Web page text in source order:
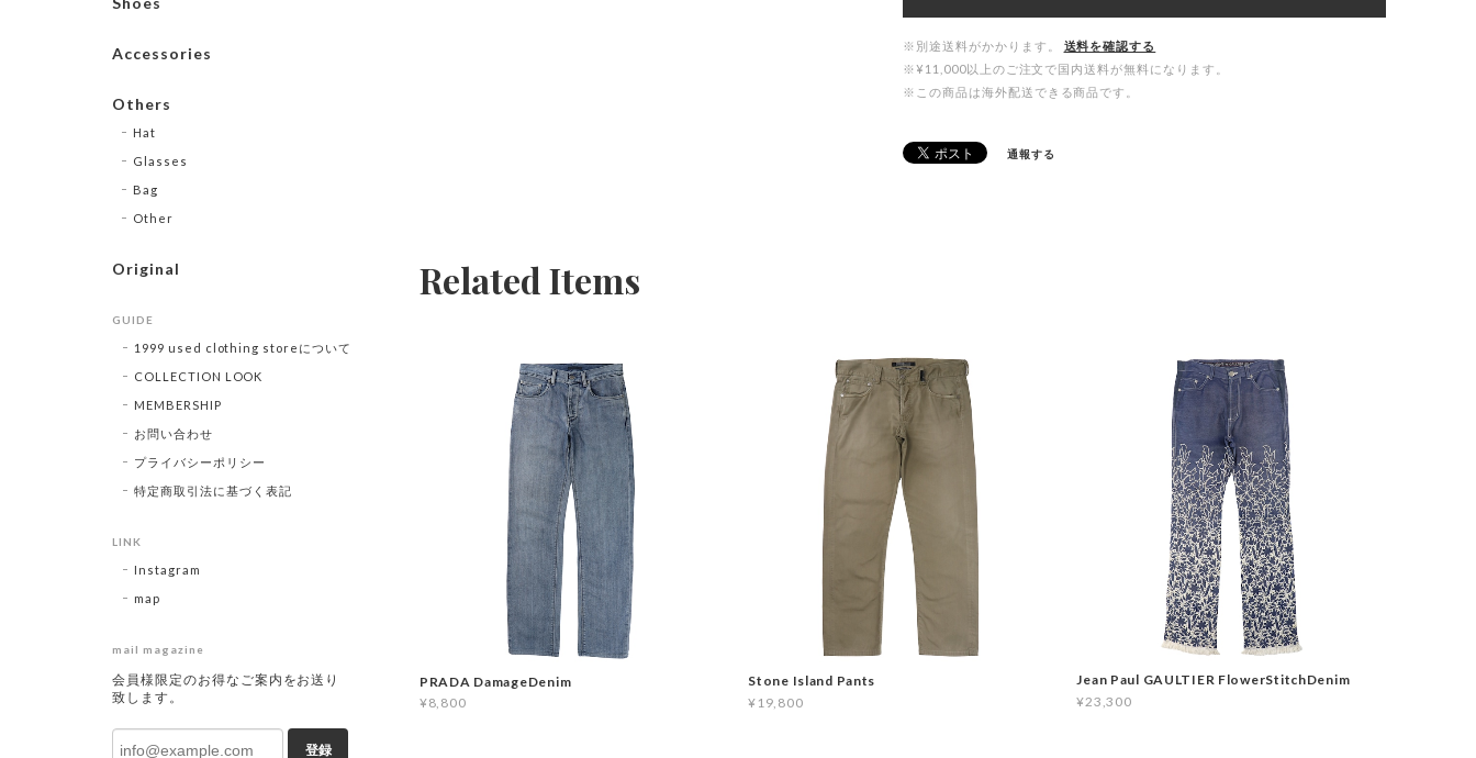
※別途送料がかかります。
送料を確認する
※¥11,000以上のご注文で国内送料が無料になります。
※この商品は海外配送できる商品です。
通報する
Related Items
PRADA DamageDenim
¥8,800
Stone Island Pants
¥19,800
Jean Paul GAULTIER FlowerStitchDenim
¥23,300
Accessories
Others
Hat
Glasses
Bag
Other
Original
GUIDE
1999 used clothing storeについて
COLLECTION LOOK
MEMBERSHIP
お問い合わせ
プライバシーポリシー
特定商取引法に基づく表記
LINK
Instagram
map
mail magazine
会員様限定のお得なご案内をお送り
致します。
登録